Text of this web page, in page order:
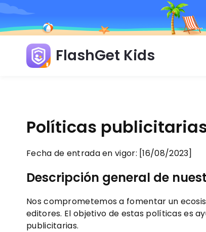
FlashGet Kids
Políticas
Fecha de entrada en vigor: [16/08/2023]
Descripción general de
Nos comprometemos a fomentar un
editores. El objetivo de estas políticas es
publicitarias.